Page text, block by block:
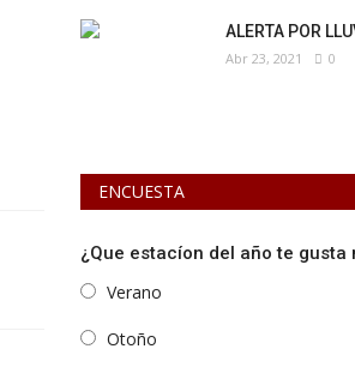
ALERTA POR
Abr 23, 2021 0
ENCUESTA
¿Que estacíon del año te gusta
Verano
Otoño